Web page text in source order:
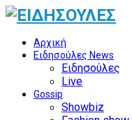
Αρχική
Ειδησούλες News
Ειδησούλες
Live
Gossip
Showbiz